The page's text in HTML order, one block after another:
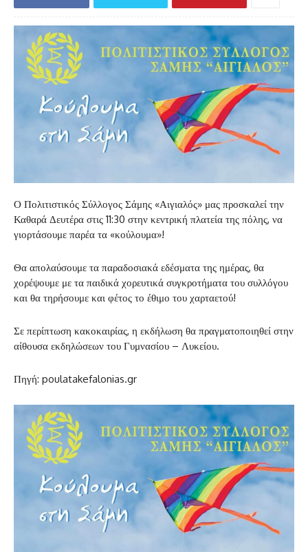
Ο Πολιτιστικός Σύλλογος Σάμης «Αιγιαλός» μας προσκαλεί την
Καθαρά Δευτέρα στις 11:30 στην κεντρική πλατεία της πόλης, να
γιορτάσουμε παρέα τα «κούλουμα»!
Θα απολαύσουμε τα παραδοσιακά εδέσματα της ημέρας, θα
χορέψουμε με τα παιδικά χορευτικά συγκροτήματα του συλλόγου
και θα τηρήσουμε και φέτος το έθιμο του χαρταετού!
Σε περίπτωση κακοκαιρίας, η εκδήλωση θα πραγματοποιηθεί στην
αίθουσα εκδηλώσεων του Γυμνασίου – Λυκείου.
Πηγή: poulatakefalonias.gr